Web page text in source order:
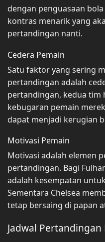
dengan penguasaan
kontras menarik yang
pertandingan nanti.
Cedera Pemain
Satu faktor yang sering
pertandingan adalah
pertandingan, kedua tim
kebugaran pemain
dapat menjadi kerugian
Motivasi Pemain
Motivasi adalah elemen
pertandingan. Bagi
adalah kesempatan
Sementara Chelsea
tetap bersaing di papan
Jadwal Pertandingan